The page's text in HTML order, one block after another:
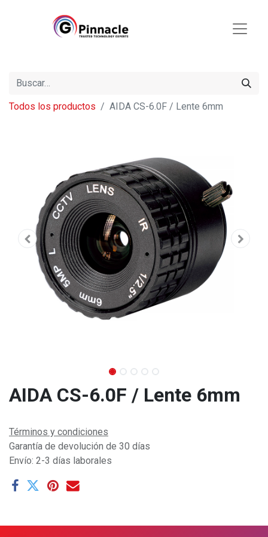
Todos los productos AIDA CS-6.0F / Lente 6mm
AIDA CS-6.0F / Lente 6mm
Términos y condiciones
Garantía de devolución de 30 días
Envío: 2-3 días laborales